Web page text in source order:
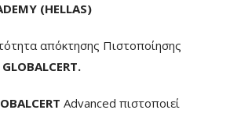
(HELLAS)
απόκτησης Πιστοποίησης
GLOBALCERT.
Advanced πιστοποιεί